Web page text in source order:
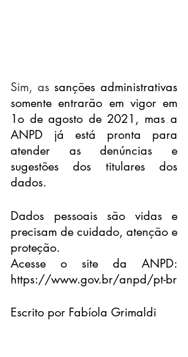
Sim, as sanções administrativas
somente entrarão em vigor em
1o de agosto de 2021, mas a
ANPD já está pronta para
atender as denúncias e
sugestões dos titulares dos
dados.
Dados pessoais são vidas e
precisam de cuidado, atenção e
proteção.
Acesse o site da ANPD:
https://www.gov.br/anpd/pt-br
Escrito por Fabíola Grimaldi